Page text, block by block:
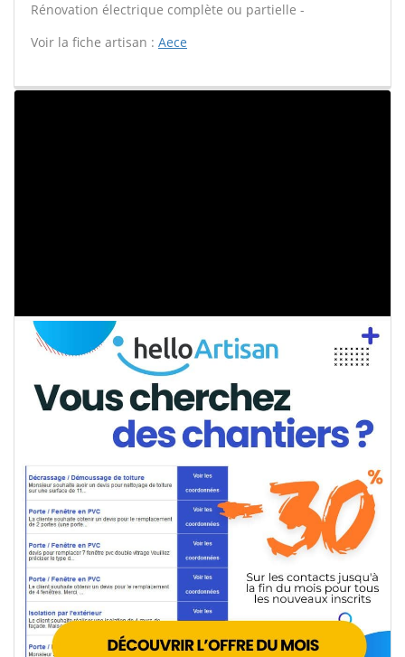
Rénovation électrique complète ou partielle -
Voir la fiche artisan : Aece